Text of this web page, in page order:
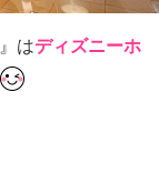
』はディズニーホ